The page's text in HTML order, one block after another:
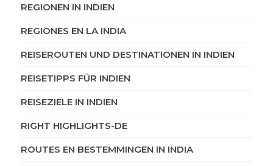
REGIONEN IN INDIEN
REGIONES EN LA INDIA
REISEROUTEN UND DESTINATIONEN IN INDIEN
REISETIPPS FÜR INDIEN
REISEZIELE IN INDIEN
RIGHT HIGHLIGHTS-DE
ROUTES EN BESTEMMINGEN IN INDIA